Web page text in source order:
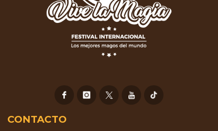
CONTACTO